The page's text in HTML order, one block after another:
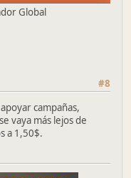
Global
#8
campañas,
vaya más lejos de
a 1,50$.